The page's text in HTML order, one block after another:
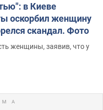
в Киеве
оскорбил женщину
скандал. Фото
женщины, заявив, что у